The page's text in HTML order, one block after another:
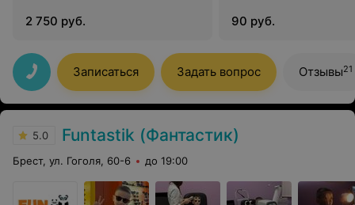
2 750 руб. 90 руб.
Записаться Задать вопрос Отзывы21
5.0 Funtastik (Фантастик)
Брест, ул. Гоголя, 60-6 до 19:00